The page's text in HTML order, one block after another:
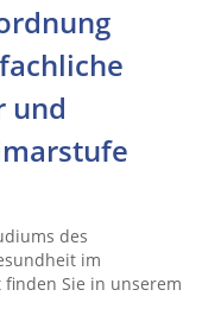
und
des
im
Sie in unserem